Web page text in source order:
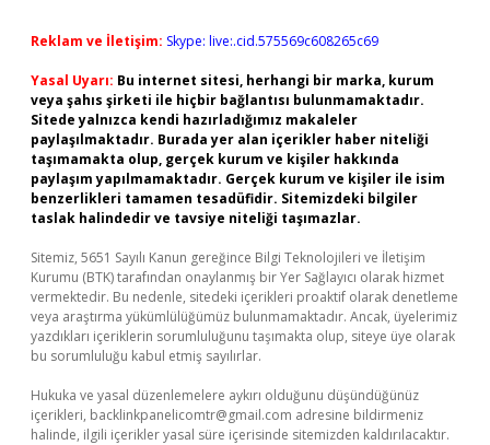
Reklam ve İletişim: Skype: live:.cid.575569c608265c69
Yasal Uyarı: Bu internet sitesi, herhangi bir marka, kurum
veya şahıs şirketi ile hiçbir bağlantısı bulunmamaktadır.
Sitede yalnızca kendi hazırladığımız makaleler
paylaşılmaktadır. Burada yer alan içerikler haber niteliği
taşımamakta olup, gerçek kurum ve kişiler hakkında
paylaşım yapılmamaktadır. Gerçek kurum ve kişiler ile isim
benzerlikleri tamamen tesadüfidir. Sitemizdeki bilgiler
taslak halindedir ve tavsiye niteliği taşımazlar.
Sitemiz, 5651 Sayılı Kanun gereğince Bilgi Teknolojileri ve İletişim
Kurumu (BTK) tarafından onaylanmış bir Yer Sağlayıcı olarak hizmet
vermektedir. Bu nedenle, sitedeki içerikleri proaktif olarak denetleme
veya araştırma yükümlülüğümüz bulunmamaktadır. Ancak, üyelerimiz
yazdıkları içeriklerin sorumluluğunu taşımakta olup, siteye üye olarak
bu sorumluluğu kabul etmiş sayılırlar.
Hukuka ve yasal düzenlemelere aykırı olduğunu düşündüğünüz
içerikleri, backlinkpanelicomtr@gmail.com adresine bildirmeniz
halinde, ilgili içerikler yasal süre içerisinde sitemizden kaldırılacaktır.